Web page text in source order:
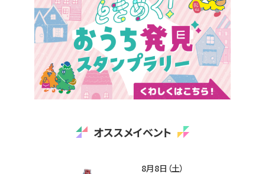
オススメイベント
8月8日（土）